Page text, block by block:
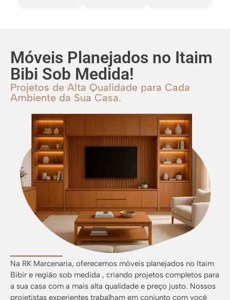
Móveis Planejados no Itaim
Bibi Sob Medida!
Projetos de Alta Qualidade para Cada
Ambiente da Sua Casa.
Na RK Marcenaria, oferecemos móveis planejados no Itaim
Bibir e região sob medida , criando projetos completos para
a sua casa com a mais alta qualidade e preço justo. Nossos
projetistas experientes trabalham em conjunto com você